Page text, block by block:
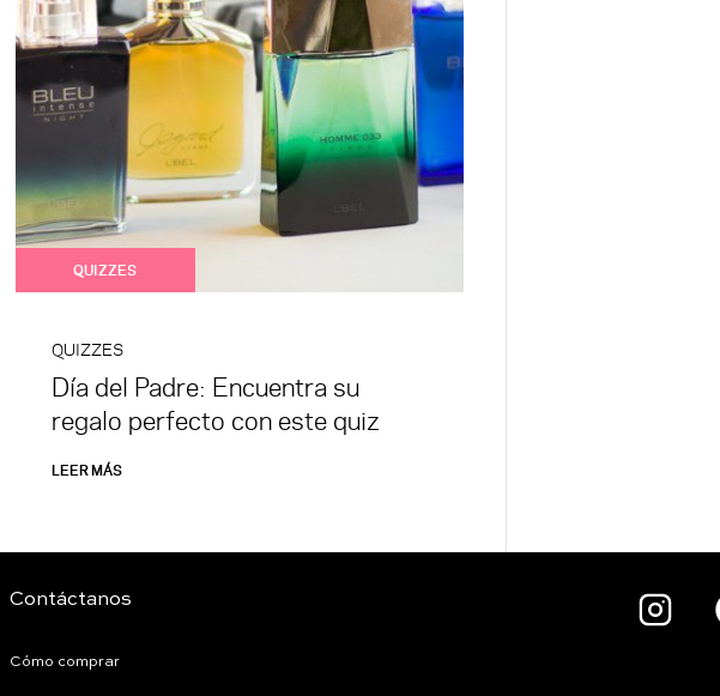
QUIZZES
QUIZZES
Día del Padre: Encuentra su
regalo perfecto con este quiz
LEER MÁS
Contáctanos
Cómo comprar